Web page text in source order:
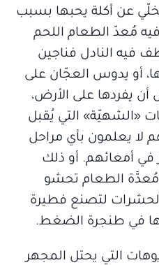
عن أكلة يحبها بسبب
مُعدّ الطعام اللحم
فيه النادل فناجين
أو يدوس العجّان على
أن يفردها على الأرض،
«الشهيّة» التي يُقبل
لا يعلمون بأي مراحل
أمعائهم. أو ذلك
مُعدَّة الطعام تحشو
لتصنع فطيرة
في طنجرة الضغط.
التي يحتل المجهر